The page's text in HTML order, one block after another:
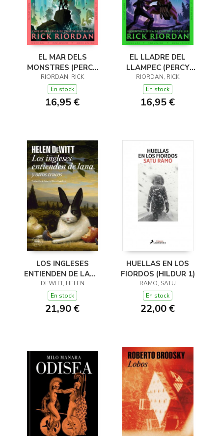
EL MAR DELS
MONSTRES (PERCY
JACKSON I ELS DÉUS
DE L'OLIMP 2)
RIORDAN, RICK
En stock
16,95 €
EL LLADRE DEL
LLAMPEC (PERCY
JACKSON I ELS DÉUS
DE L'OLIMP 1)
RIORDAN, RICK
En stock
16,95 €
LOS INGLESES
ENTIENDEN DE LANA
(Y OTROS TRUCOS)
DEWITT, HELEN
En stock
21,90 €
HUELLAS EN LOS
FIORDOS (HILDUR 1)
RAMO, SATU
En stock
22,00 €